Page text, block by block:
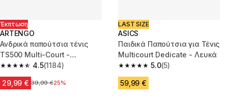
Έκπτωση
ARTENGO
Ανδρικά παπούτσια τένις
TS500 Multi-Court -
Μπλε/Glacier White
4.5
4.5 out of 5 stars from 1184 reviews
(1184)
29,99 € Αρχική τιμή
39,99 €25%
LAST SIZE
ASICS
Παιδικά Παπούτσια για Τένις
Multicourt Dedicate - Λευκά
5.0
5.0 out of 5 stars from 5
(5)
59,99 €